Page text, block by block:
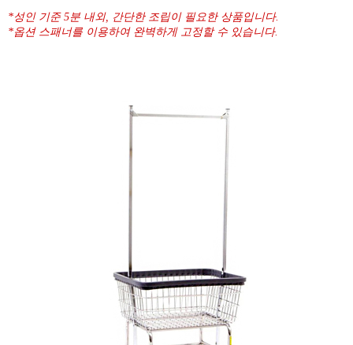
*성인 기준 5분 내외, 간단한 조립이 필요한 상품입니다.
*옵션 스패너를 이용하여 완벽하게 고정할 수 있습니다.